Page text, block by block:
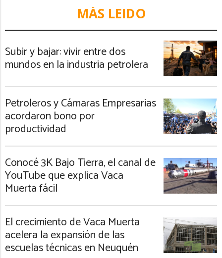
MÁS LEIDO
Subir y bajar: vivir entre dos
mundos en la industria petrolera
Petroleros y Cámaras Empresarias
acordaron bono por
productividad
Conocé 3K Bajo Tierra, el canal de
YouTube que explica Vaca
Muerta fácil
El crecimiento de Vaca Muerta
acelera la expansión de las
escuelas técnicas en Neuquén